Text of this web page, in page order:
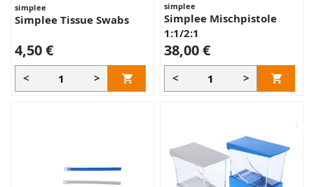
simplee
Simplee Tissue Swabs
4,50 €
< >
simplee
Simplee Mischpistole
1:1/2:1
38,00 €
< >